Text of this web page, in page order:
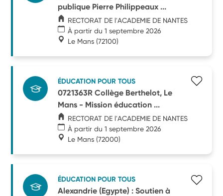
publique Pierre Philippeaux ...
RECTORAT DE l'ACADEMIE DE NANTES
À partir du 1 septembre 2026
Le Mans (72100)
ÉDUCATION POUR TOUS
0721363R Collège Berthelot, Le
Mans - Mission éducation ...
RECTORAT DE l'ACADEMIE DE NANTES
À partir du 1 septembre 2026
Le Mans (72000)
ÉDUCATION POUR TOUS
Alexandrie (Egypte) : Soutien à